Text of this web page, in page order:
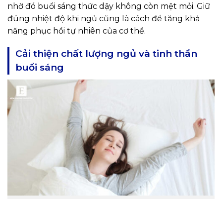
nhờ đó buổi sáng thức dậy không còn mệt mỏi. Giữ
đúng nhiệt độ khi ngủ cũng là cách để tăng khả
năng phục hồi tự nhiên của cơ thể.
Cải thiện chất lượng ngủ và tinh thần
buổi sáng